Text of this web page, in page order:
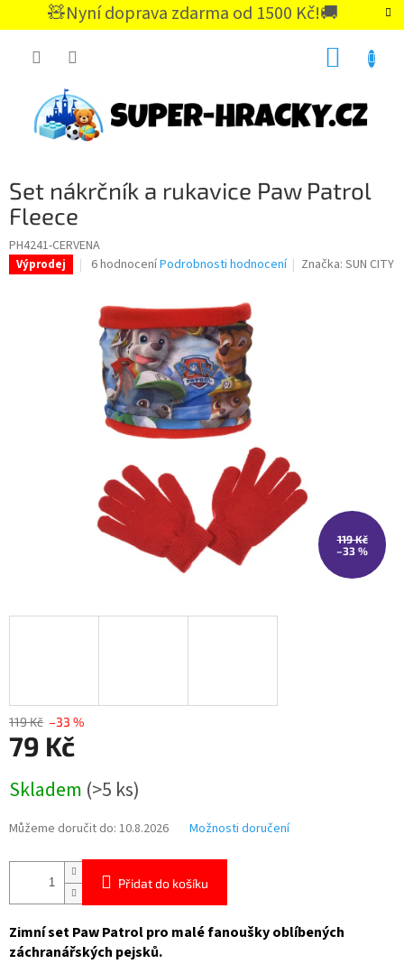
🧸Nyní doprava zdarma od 1500 Kč!🚚
CZK
Set nákrčník a rukavice Paw Patrol
Fleece
PH4241-CERVENA
Výprodej
Průměrné
je
5,0
hvězdiček.
6 hodnoceníPodrobnosti hodnocení Značka:SUN CITY
119 Kč
–33 %
119 Kč –33 %
79 Kč
cena:
Skladem (>5 ks)
Můžeme doručit do: 10.8.2026 Možnosti doručení
Přidat do košíku
Zimní set Paw Patrol pro malé fanoušky oblíbených
záchranářských pejsků.